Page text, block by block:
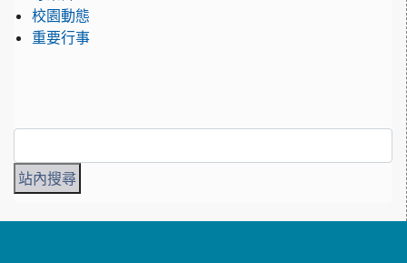
校園動態
重要行事